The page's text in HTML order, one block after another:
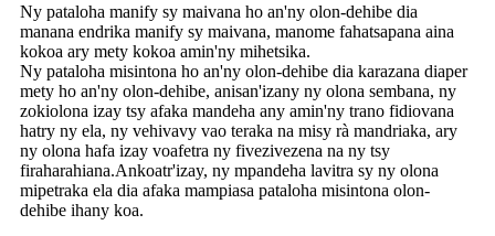
Ny pataloha manify sy maivana ho an'ny olon-dehibe dia
manana endrika manify sy maivana, manome fahatsapana aina
kokoa ary mety kokoa amin'ny mihetsika.
Ny pataloha misintona ho an'ny olon-dehibe dia karazana diaper
mety ho an'ny olon-dehibe, anisan'izany ny olona sembana, ny
zokiolona izay tsy afaka mandeha any amin'ny trano fidiovana
hatry ny ela, ny vehivavy vao teraka na misy rà mandriaka, ary
ny olona hafa izay voafetra ny fivezivezena na ny tsy
firaharahiana.Ankoatr'izay, ny mpandeha lavitra sy ny olona
mipetraka ela dia afaka mampiasa pataloha misintona olon-
dehibe ihany koa.